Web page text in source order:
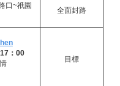
口~祇園
全面封路
：00
目標